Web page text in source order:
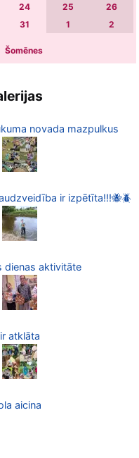
24 25
26
31 1 2
Šomēnes
novada mazpulkus
ir izpētīta!!!🐝🪲
dienas aktivitāte
atklāta
aicina